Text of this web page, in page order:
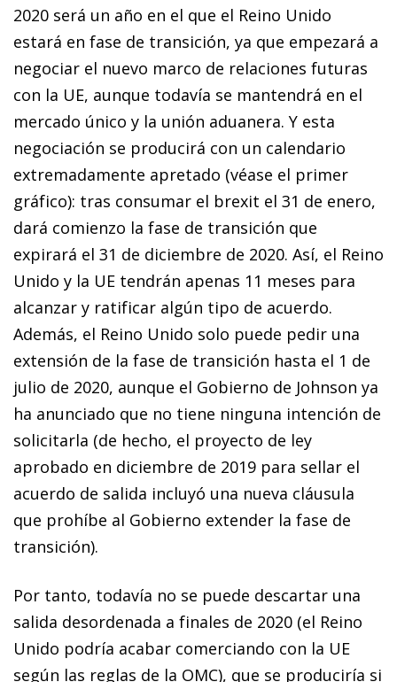
2020 será un año en el que el Reino Unido
estará en fase de transición, ya que empezará a
negociar el nuevo marco de relaciones futuras
con la UE, aunque todavía se mantendrá en el
mercado único y la unión aduanera. Y esta
negociación se producirá con un calendario
extremadamente apretado (véase el primer
gráfico): tras consumar el brexit el 31 de enero,
dará comienzo la fase de transición que
expirará el 31 de diciembre de 2020. Así, el Reino
Unido y la UE tendrán apenas 11 meses para
alcanzar y ratificar algún tipo de acuerdo.
Además, el Reino Unido solo puede pedir una
extensión de la fase de transición hasta el 1 de
julio de 2020, aunque el Gobierno de Johnson ya
ha anunciado que no tiene ninguna intención de
solicitarla (de hecho, el proyecto de ley
aprobado en diciembre de 2019 para sellar el
acuerdo de salida incluyó una nueva cláusula
que prohíbe al Gobierno extender la fase de
transición).
Por tanto, todavía no se puede descartar una
salida desordenada a finales de 2020 (el Reino
Unido podría acabar comerciando con la UE
según las reglas de la OMC), que se produciría si